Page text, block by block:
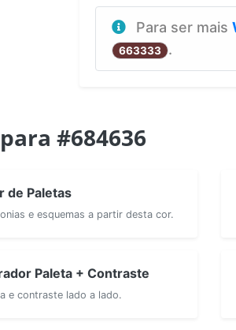
Para ser mais
663333 .
#684636
de Paletas
e esquemas a partir desta cor.
Paleta + Contraste
e contraste lado a lado.